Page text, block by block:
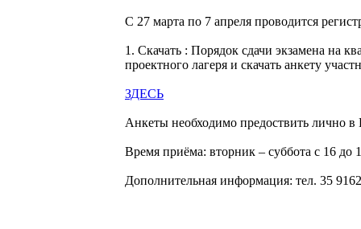
С 27 марта по 7 апреля проводится
1. Скачать : Порядок сдачи экзамена на
проектного лагеря и скачать анкету
ЗДЕСЬ
Анкеты необходимо предоствить лично
Время приёма: вторник – суббота с 16 до
Дополнительная информация: тел. 35